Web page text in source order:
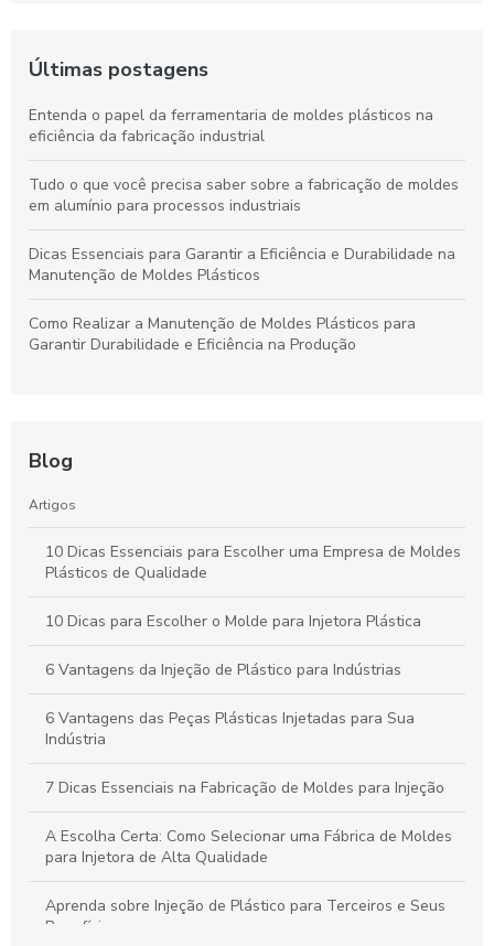
Últimas postagens
Entenda o papel da ferramentaria de moldes plásticos na
eficiência da fabricação industrial
Tudo o que você precisa saber sobre a fabricação de moldes
em alumínio para processos industriais
Dicas Essenciais para Garantir a Eficiência e Durabilidade na
Manutenção de Moldes Plásticos
Como Realizar a Manutenção de Moldes Plásticos para
Garantir Durabilidade e Eficiência na Produção
Blog
Artigos
10 Dicas Essenciais para Escolher uma Empresa de Moldes
Plásticos de Qualidade
10 Dicas para Escolher o Molde para Injetora Plástica
6 Vantagens da Injeção de Plástico para Indústrias
6 Vantagens das Peças Plásticas Injetadas para Sua
Indústria
7 Dicas Essenciais na Fabricação de Moldes para Injeção
A Escolha Certa: Como Selecionar uma Fábrica de Moldes
para Injetora de Alta Qualidade
Aprenda sobre Injeção de Plástico para Terceiros e Seus
Benefícios